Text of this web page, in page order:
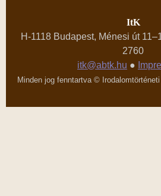
ItK
H-1118 Budapest, Ménesi út
2760
itk@abtk.hu ●
Minden jog fenntartva ©